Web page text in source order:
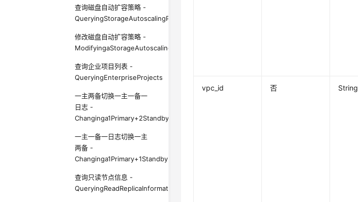
查询磁盘自动扩容策略 -
QueryingStorageAutoscalingPoliciesofaDBInstance
修改磁盘自动扩容策略 -
ModifyingaStorageAutoscalingPolicy
查询企业项目列表 -
QueryingEnterpriseProjects
一主两备切换一主一备一
日志 -
Changinga1Primary+2StandbyInstancetoa1Primary+1Standby+1LogInstance
一主一备一日志切换一主
两备 -
Changinga1Primary+1Standby+1LogInstancetoa1Primary+2StandbyInstance
查询只读节点信息 -
QueryingReadReplicaInformation
vpc_id 否 String